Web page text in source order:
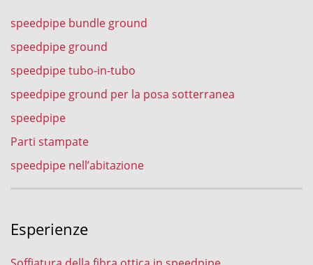
speedpipe bundle ground
speedpipe ground
speedpipe tubo-in-tubo
speedpipe ground per la posa sotterranea
speedpipe
Parti stampate
speedpipe nell’abitazione
Esperienze